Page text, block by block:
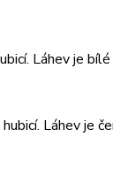
Láhev je
Láhev je